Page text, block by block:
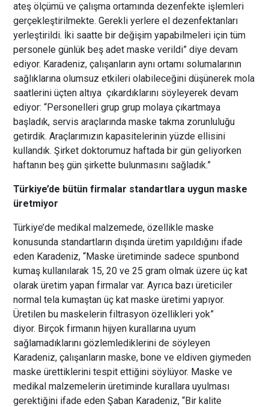
ateş ölçümü ve çalışma ortamında dezenfekte işlemleri
gerçekleştirilmekte. Gerekli yerlere el dezenfektanları
yerleştirildi. İki saatte bir değişim yapabilmeleri için tüm
personele günlük beş adet maske verildi” diye devam
ediyor. Karadeniz, çalışanların aynı ortamı solumalarının
sağlıklarına olumsuz etkileri olabileceğini düşünerek mola
saatlerini üçten altıya çıkardıklarını söyleyerek devam
ediyor: “Personelleri grup grup molaya çıkartmaya
başladık, servis araçlarında maske takma zorunluluğu
getirdik. Araçlarımızın kapasitelerinin yüzde ellisini
kullandık. Şirket doktorumuz haftada bir gün geliyorken
haftanın beş gün şirkette bulunmasını sağladık.”
Türkiye’de bütün firmalar standartlara uygun maske
üretmiyor
Türkiye’de medikal malzemede, özellikle maske
konusunda standartların dışında üretim yapıldığını ifade
eden Karadeniz, “Maske üretiminde sadece spunbond
kumaş kullanılarak 15, 20 ve 25 gram olmak üzere üç kat
olarak üretim yapan firmalar var. Ayrıca bazı üreticiler
normal tela kumaştan üç kat maske üretimi yapıyor.
Üretilen bu maskelerin filtrasyon özellikleri yok”
diyor. Birçok firmanın hijyen kurallarına uyum
sağlamadıklarını gözlemlediklerini de söyleyen
Karadeniz, çalışanların maske, bone ve eldiven giymeden
maske ürettiklerini tespit ettiğini söylüyor. Maske ve
medikal malzemelerin üretiminde kurallara uyulması
gerektiğini ifade eden Şaban Karadeniz, “Bir kalite